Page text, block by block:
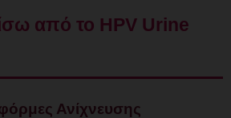
από το HPV Urine
Ανίχνευσης